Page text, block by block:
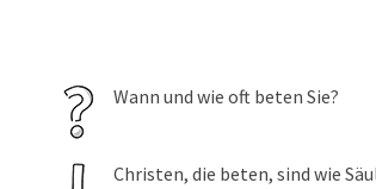
Wann und wie oft beten Sie?
Christen, die beten, sind wie